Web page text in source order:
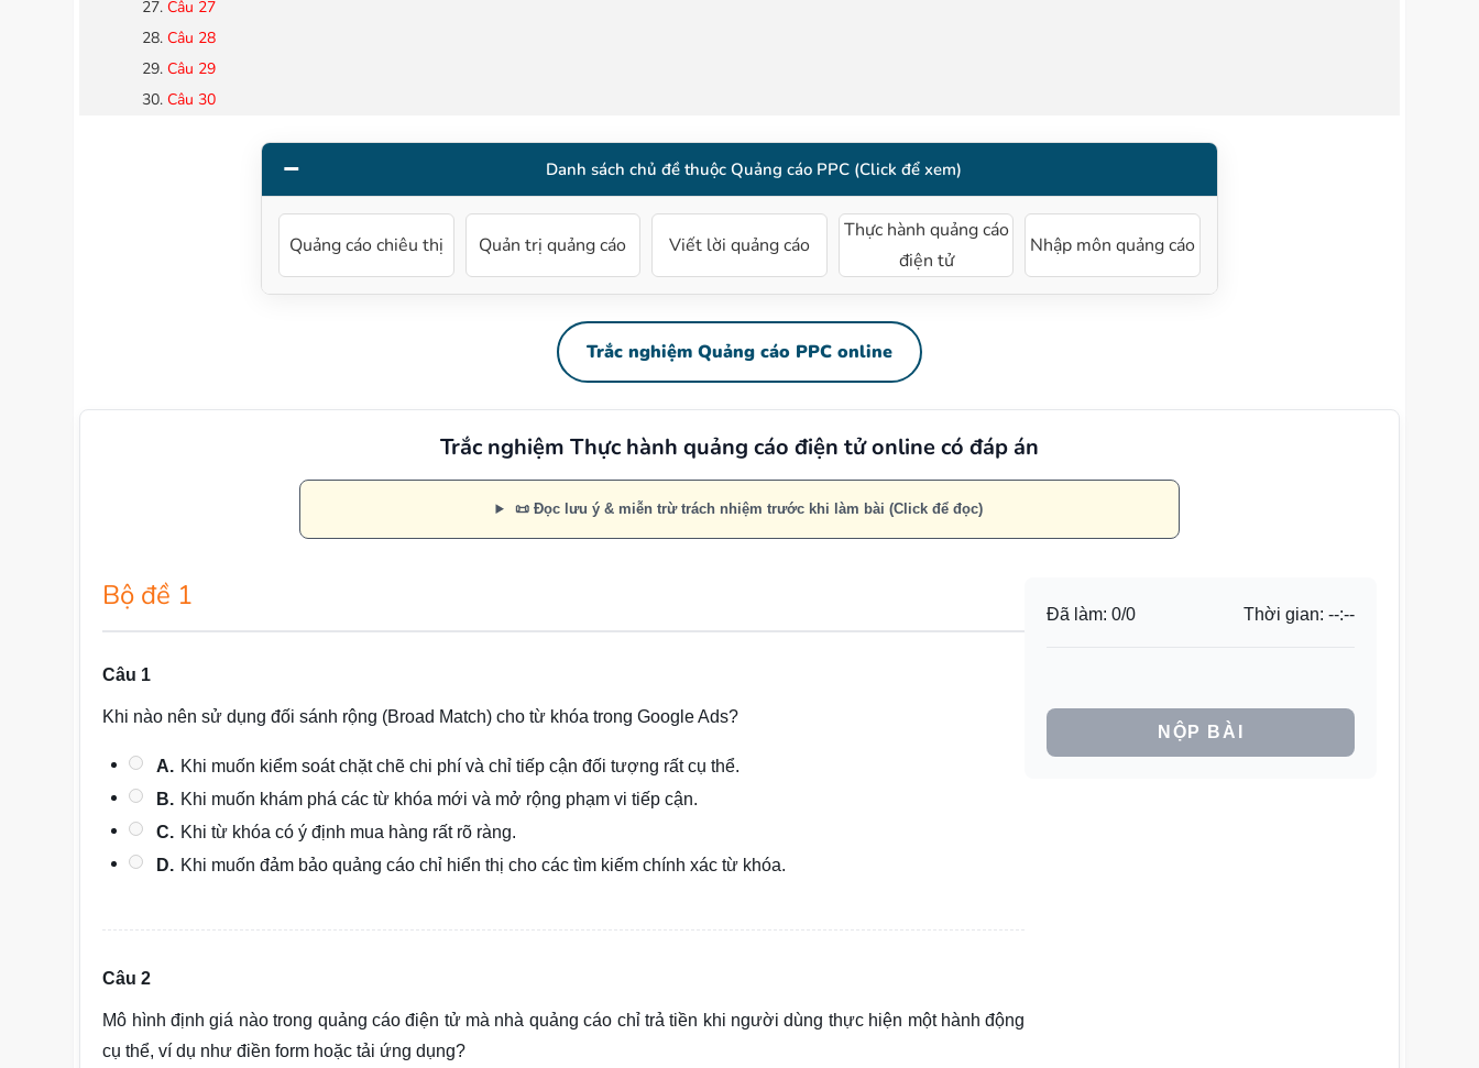
Câu 27
Câu 28
Câu 29
Câu 30
Danh sách chủ đề thuộc Quảng cáo PPC (Click để xem)
Quảng cáo chiêu thị Quản trị quảng cáo Viết lời quảng cáo
Thực hành quảng cáo
điện tử
Nhập môn quảng cáo
Trắc nghiệm Quảng cáo PPC online
Trắc nghiệm Thực hành quảng cáo điện tử online có đáp án
📜 Đọc lưu ý & miễn trừ trách nhiệm trước khi làm bài (Click để đọc)
Bộ đề 1
Câu 1
Khi nào nên sử dụng đối sánh rộng (Broad Match) cho từ khóa trong Google Ads?
A. Khi muốn kiểm soát chặt chẽ chi phí và chỉ tiếp cận đối tượng rất cụ thể.
B. Khi muốn khám phá các từ khóa mới và mở rộng phạm vi tiếp cận.
C. Khi từ khóa có ý định mua hàng rất rõ ràng.
D. Khi muốn đảm bảo quảng cáo chỉ hiển thị cho các tìm kiếm chính xác từ khóa.
Câu 2
Mô hình định giá nào trong quảng cáo điện tử mà nhà quảng cáo chỉ trả tiền khi người dùng thực hiện một hành động
cụ thể, ví dụ như điền form hoặc tải ứng dụng?
Đã làm:0/0 Thời gian: --:--
NỘP BÀI